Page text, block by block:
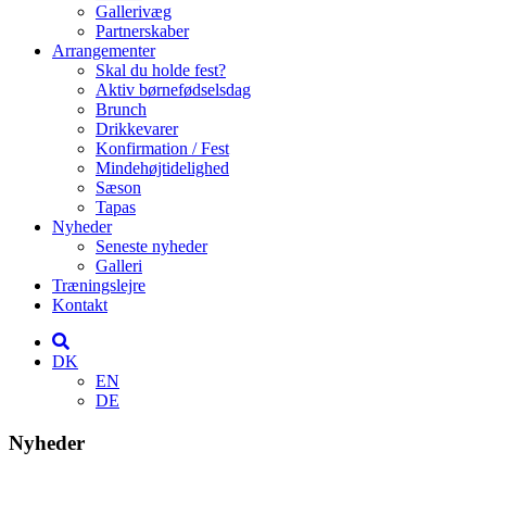
Gallerivæg
Partnerskaber
Arrangementer
Skal du holde fest?
Aktiv børnefødselsdag
Brunch
Drikkevarer
Konfirmation / Fest
Mindehøjtidelighed
Sæson
Tapas
Nyheder
Seneste nyheder
Galleri
Træningslejre
Kontakt
DK
EN
DE
Nyheder